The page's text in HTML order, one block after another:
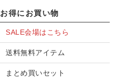
お得にお買い物
SALE会場はこちら
送料無料アイテム
まとめ買いセット